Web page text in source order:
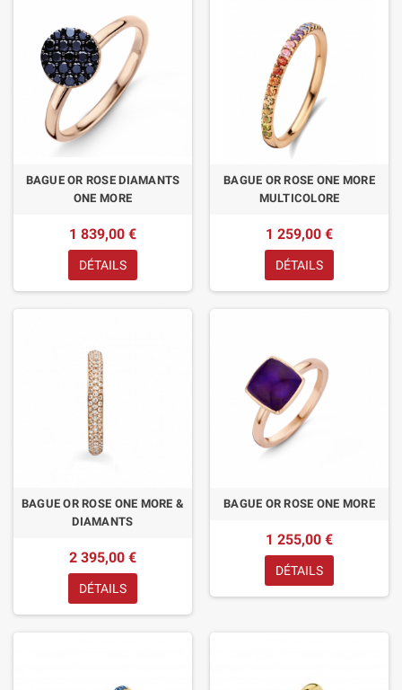
BAGUE OR ROSE DIAMANTS
ONE MORE
1 839,00 €
DÉTAILS
BAGUE OR ROSE ONE MORE
MULTICOLORE
1 259,00 €
DÉTAILS
BAGUE OR ROSE ONE MORE &
DIAMANTS
2 395,00 €
DÉTAILS
BAGUE OR ROSE ONE MORE
1 255,00 €
DÉTAILS